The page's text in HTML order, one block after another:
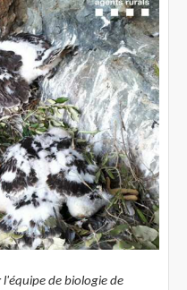
l'équipe de biologie de